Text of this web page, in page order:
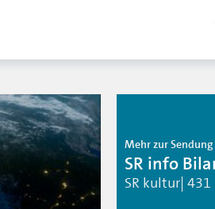
Mehr zur Sendung
SR info
SR kultur| 431